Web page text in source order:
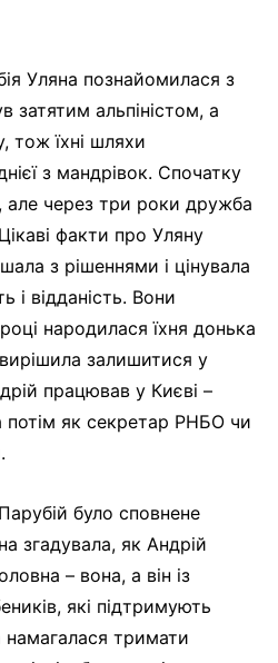
Уляна познайомилася з
затятим альпіністом, а
тож їхні шляхи
з мандрівок. Спочатку
через три роки дружба
факти про Уляну
з рішеннями і цінувала
і відданість. Вони
народилася їхня донька
залишитися у
працював у Києві –
потім як секретар РНБО чи
було сповнене
згадувала, як Андрій
– вона, а він із
які підтримують
тримати